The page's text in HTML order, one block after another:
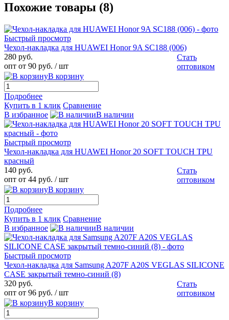
Похожие товары (8)
Быстрый просмотр
Чехол-накладка для HUAWEI Honor 9A SC188 (006)
280 руб.
опт от 90 руб. / шт
Стать
оптовиком
В корзину
Подробнее
Купить в 1 клик Сравнение
В избранное
В наличии
Быстрый просмотр
Чехол-накладка для HUAWEI Honor 20 SOFT TOUCH TPU
красный
140 руб.
опт от 44 руб. / шт
Стать
оптовиком
В корзину
Подробнее
Купить в 1 клик Сравнение
В избранное
В наличии
Быстрый просмотр
Чехол-накладка для Samsung A207F A20S VEGLAS SILICONE
CASE закрытый темно-синий (8)
320 руб.
опт от 96 руб. / шт
Стать
оптовиком
В корзину